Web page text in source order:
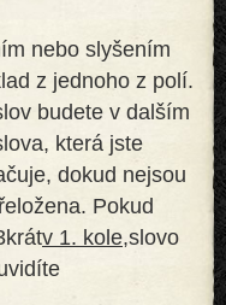
nebo slyšením
z jednoho z polí.
budete v dalším
která jste
dokud nejsou
Pokud
v 1. kole,slovo